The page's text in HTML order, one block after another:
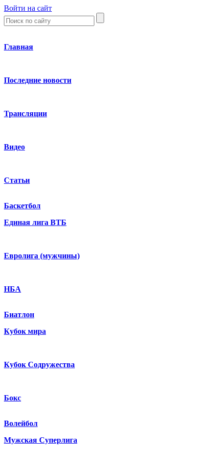
Войти на сайт
Главная
Последние новости
Трансляции
Видео
Статьи
Баскетбол
Единая лига ВТБ
Евролига (мужчины)
НБА
Биатлон
Кубок мира
Кубок Содружества
Бокс
Волейбол
Мужская Суперлига